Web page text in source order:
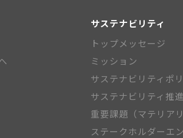
サステナビリティ
トップメッセージ
ミッション
サステナビリティポ
サステナビリティ推
重要課題（マテリアリ
ステークホルダーエ